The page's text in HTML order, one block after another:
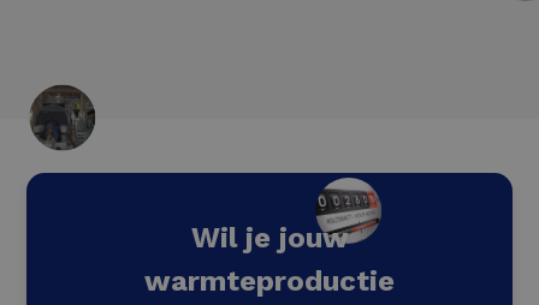
Wil je jouw
warmteproductie